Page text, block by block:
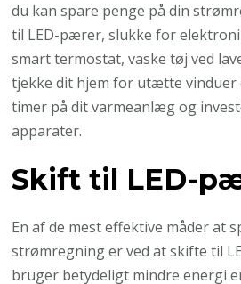
du kan spare penge på din
til LED-pærer, slukke for
smart termostat, vaske tøj ved
tjekke dit hjem for utætte vinduer
timer på dit varmeanlæg og
apparater.
Skift til LED-
En af de mest effektive måder at
strømregning er ved at skifte til
bruger betydeligt mindre energi